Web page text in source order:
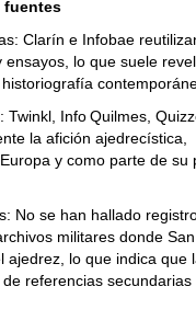
fuentes
Clarín e Infobae
lo que suele
Info Quilmes,
la afición ajedrecística,
y como parte de su
No se han hallado
militares donde San
ajedrez, lo que indica que
referencias secundarias